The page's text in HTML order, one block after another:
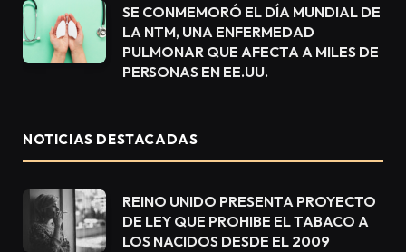
SE CONMEMORÓ EL DÍA MUNDIAL DE
LA NTM, UNA ENFERMEDAD
PULMONAR QUE AFECTA A MILES DE
PERSONAS EN EE.UU.
NOTICIAS DESTACADAS
REINO UNIDO PRESENTA PROYECTO
DE LEY QUE PROHIBE EL TABACO A
LOS NACIDOS DESDE EL 2009